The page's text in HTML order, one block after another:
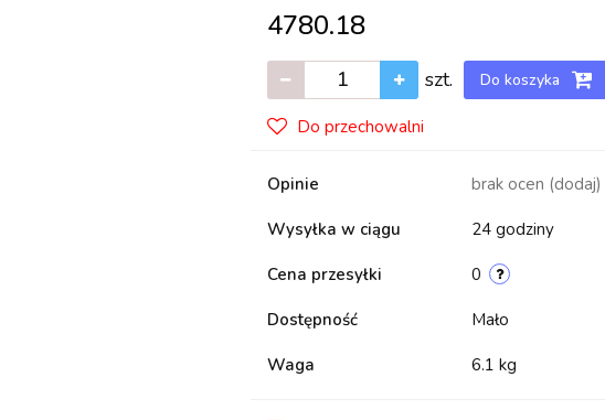
4780.18
szt. Do koszyka
Do przechowalni
Opinie brak ocen (dodaj)
Wysyłka w ciągu 24 godziny
Cena przesyłki 0
Dostępność Mało
Waga 6.1 kg